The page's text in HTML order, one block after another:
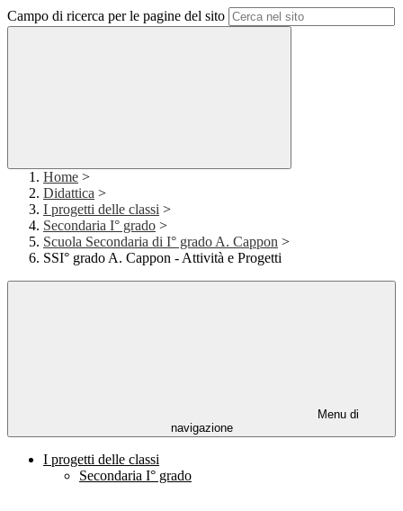
Campo di ricerca per le pagine del sito
Home >
Didattica >
I progetti delle classi >
Secondaria I° grado >
Scuola Secondaria di I° grado A. Cappon >
SSI° grado A. Cappon - Attività e Progetti
Menu di
navigazione
I progetti delle classi
Secondaria I° grado